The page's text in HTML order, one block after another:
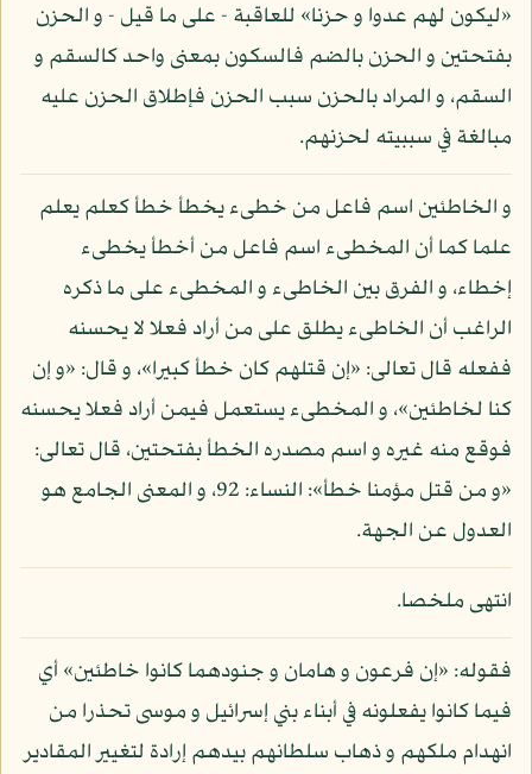
«ليكون لهم عدوا و حزنا» للعاقبة - على ما قيل - و الحزن
بفتحتين و الحزن بالضم فالسكون بمعنى واحد كالسقم و
السقم، و المراد بالحزن سبب الحزن فإطلاق الحزن عليه
مبالغة في سببيته لحزنهم.
و الخاطئين اسم فاعل من خطىء يخطأ خطأ كعلم يعلم
علما كما أن المخطىء اسم فاعل من أخطأ يخطىء
إخطاء، و الفرق بين الخاطىء و المخطىء على ما ذكره
الراغب أن الخاطىء يطلق على من أراد فعلا لا يحسنه
ففعله قال تعالى: «إن قتلهم كان خطأ كبيرا»، و قال: «و إن
كنا لخاطئين»، و المخطىء يستعمل فيمن أراد فعلا يحسنه
فوقع منه غيره و اسم مصدره الخطأ بفتحتين، قال تعالى:
«و من قتل مؤمنا خطأ»: النساء: 92، و المعنى الجامع هو
العدول عن الجهة.
انتهى ملخصا.
فقوله: «إن فرعون و هامان و جنودهما كانوا خاطئين» أي
فيما كانوا يفعلونه في أبناء بني إسرائيل و موسى تحذرا من
انهدام ملكهم و ذهاب سلطانهم بيدهم إرادة لتغيير المقادير